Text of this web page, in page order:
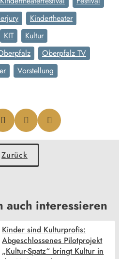
Kindertheater
KIT
Kultur
Oberpfalz TV
Vorstellung
Zurück
auch interessieren
Kinder sind Kulturprofis:
Abgeschlossenes Pilotprojekt
„Kultur-Spatz“ bringt Kultur in